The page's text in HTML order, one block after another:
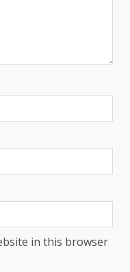
in this browser